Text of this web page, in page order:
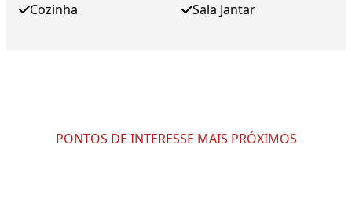
Cozinha
Sala Jantar
PONTOS DE INTERESSE MAIS PRÓXIMOS